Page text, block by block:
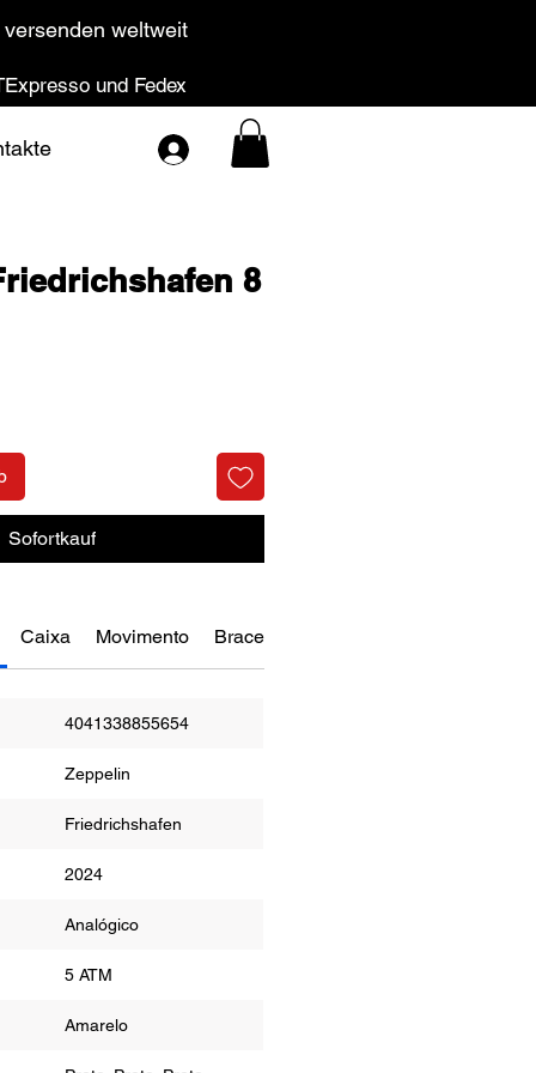
weltweit
und Fedex
8
Sofortkauf
Caixa Movimento Bracelete
4041338855654
Zeppelin
Friedrichshafen
2024
Analógico
5 ATM
Amarelo